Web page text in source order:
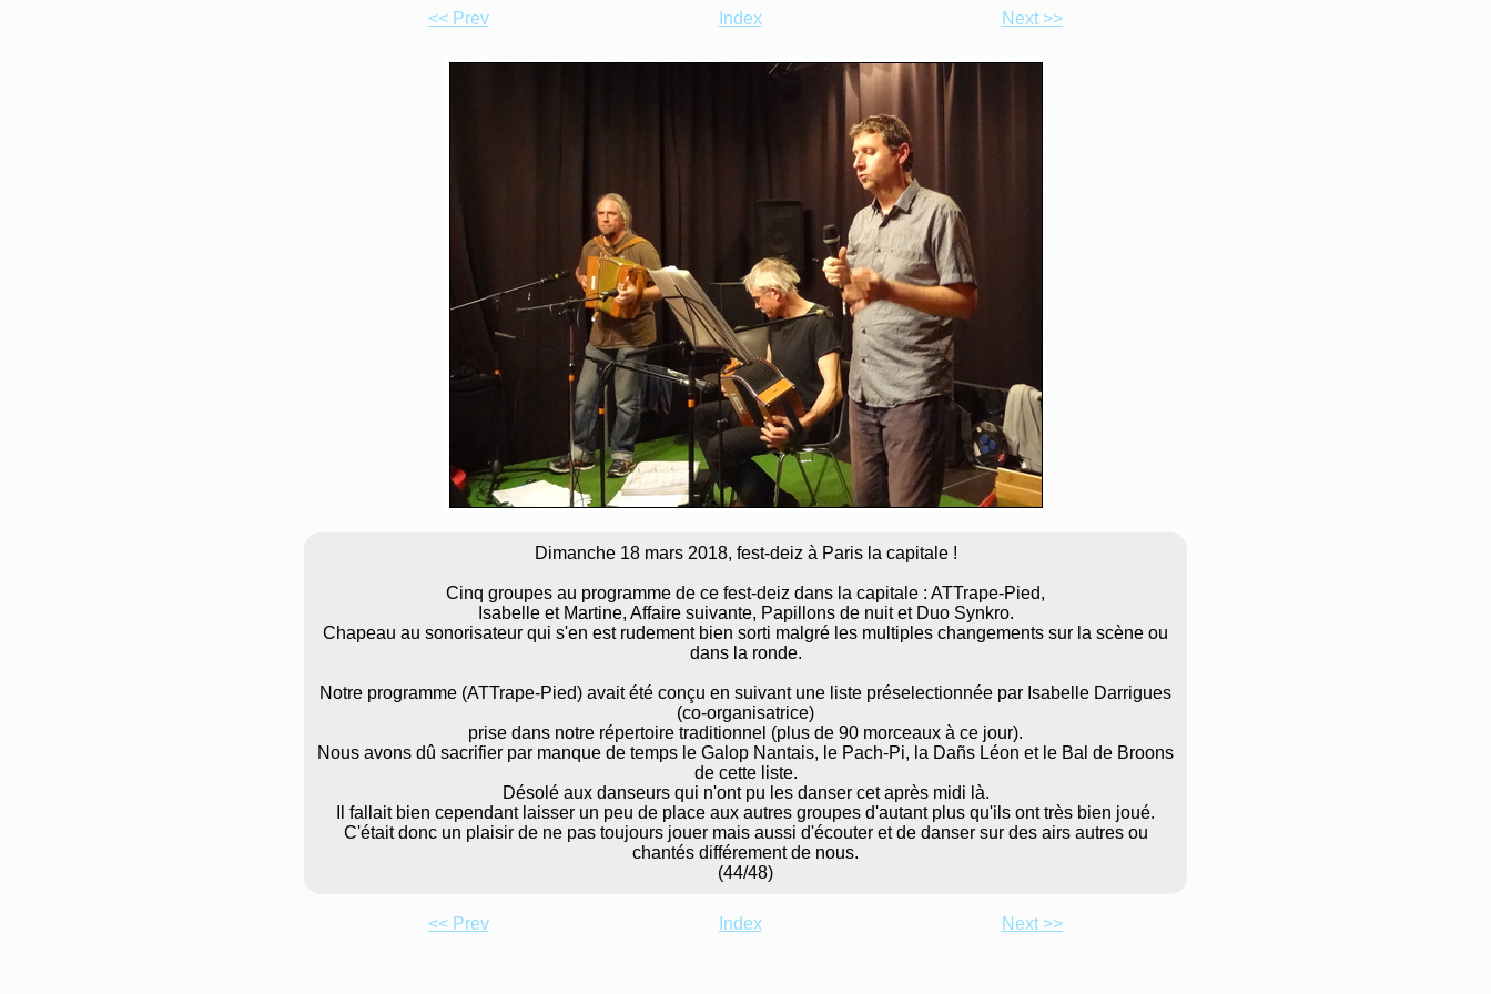
<< Prev Index Next >>
Dimanche 18 mars 2018, fest-deiz à Paris la capitale !
Cinq groupes au programme de ce fest-deiz dans la capitale : ATTrape-Pied,
Isabelle et Martine, Affaire suivante, Papillons de nuit et Duo Synkro.
Chapeau au sonorisateur qui s'en est rudement bien sorti malgré les multiples changements sur la scène ou
dans la ronde.
Notre programme (ATTrape-Pied) avait été conçu en suivant une liste préselectionnée par Isabelle Darrigues
(co-organisatrice)
prise dans notre répertoire traditionnel (plus de 90 morceaux à ce jour).
Nous avons dû sacrifier par manque de temps le Galop Nantais, le Pach-Pi, la Dañs Léon et le Bal de Broons
de cette liste.
Désolé aux danseurs qui n'ont pu les danser cet après midi là.
Il fallait bien cependant laisser un peu de place aux autres groupes d'autant plus qu'ils ont très bien joué.
C'était donc un plaisir de ne pas toujours jouer mais aussi d'écouter et de danser sur des airs autres ou
chantés différement de nous.
(44/48)
<< Prev Index Next >>